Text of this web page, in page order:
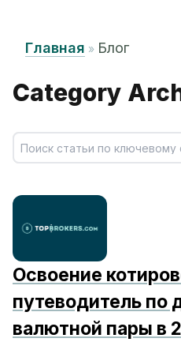
Главная » Блог
Category
Освоение
путеводитель по
валютной пары в